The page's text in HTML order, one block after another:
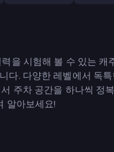
을 시험해 볼 수 있는
다. 다양한 레벨에서 독
주차 공간을 하나씩 정
알아보세요!